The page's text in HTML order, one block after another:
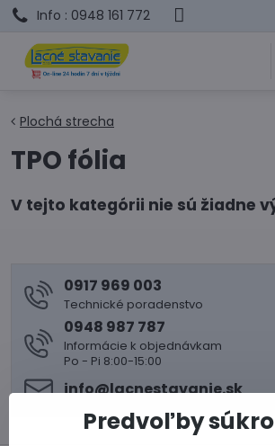
Info : 0948 161 772
Plochá strecha
TPO fólia
0917 969 003
Technické poradenstvo
0948 987 787
Informácie k objednávkam
Po - Pi 8:00-15:00
info​@lacnestavanie​.sk
Predvoľby